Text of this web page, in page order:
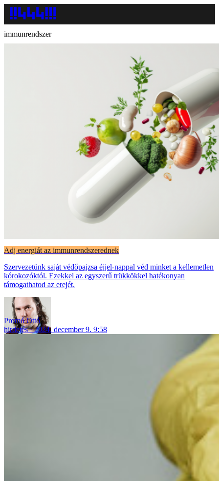
immunrendszer
Adj energiát az immunrendszerednek
Szervezetünk saját védőpajzsa éjjel-nappal véd minket a kellemetlen
kórokozóktól. Ezekkel az egyszerű trükkökkel hatékonyan
támogathatod az erejét.
Promó Ottó
hirdetés
2024. december 9. 9:58